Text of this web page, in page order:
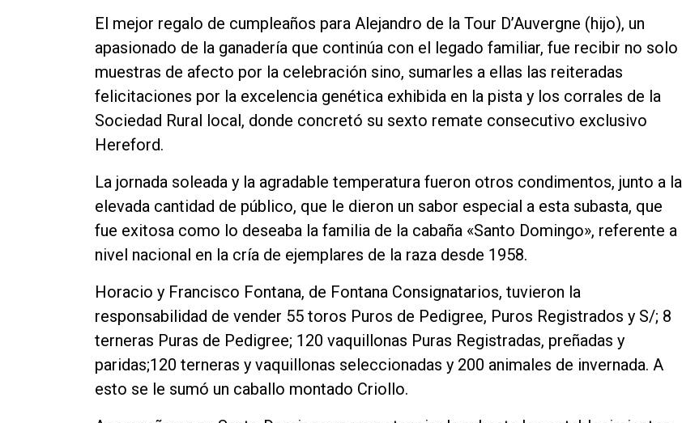
El mejor regalo de cumpleaños para Alejandro de la Tour D’Auvergne (hijo), un
apasionado de la ganadería que continúa con el legado familiar, fue recibir no solo
muestras de afecto por la celebración sino, sumarles a ellas las reiteradas
felicitaciones por la excelencia genética exhibida en la pista y los corrales de la
Sociedad Rural local, donde concretó su sexto remate consecutivo exclusivo
Hereford.
La jornada soleada y la agradable temperatura fueron otros condimentos, junto a la
elevada cantidad de público, que le dieron un sabor especial a esta subasta, que
fue exitosa como lo deseaba la familia de la cabaña «Santo Domingo», referente a
nivel nacional en la cría de ejemplares de la raza desde 1958.
Horacio y Francisco Fontana, de Fontana Consignatarios, tuvieron la
responsabilidad de vender 55 toros Puros de Pedigree, Puros Registrados y S/; 8
terneras Puras de Pedigree; 120 vaquillonas Puras Registradas, preñadas y
paridas;120 terneras y vaquillonas seleccionadas y 200 animales de invernada. A
esto se le sumó un caballo montado Criollo.